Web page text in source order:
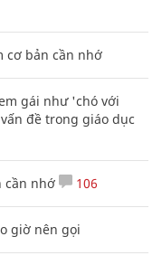
cơ bản cần nhớ
gái như 'chó với
đề trong giáo dục
cần nhớ 106
giờ nên gọi